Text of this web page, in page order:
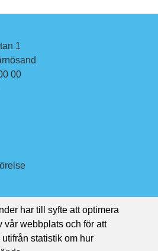
1
00
på Facebook
i sociala medier
har till syfte att optimera
vår webbplats och för att
statistik om hur